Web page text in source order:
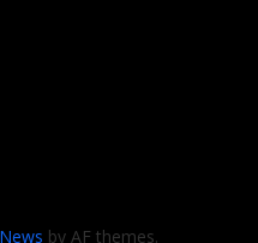
by AF themes.